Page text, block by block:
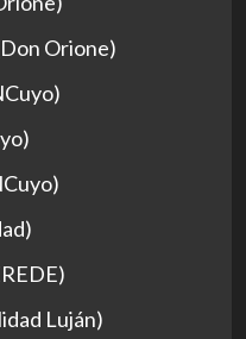
Orione)
Luján)